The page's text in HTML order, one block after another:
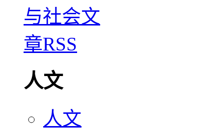
人文
人文